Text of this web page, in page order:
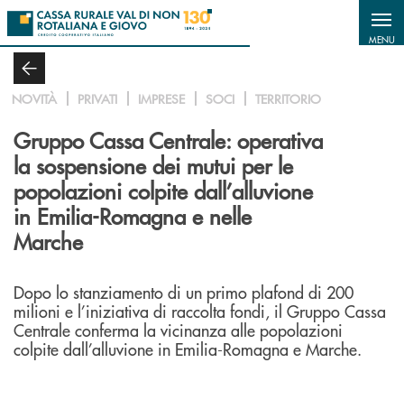
Salta al contenuto principale
MENU
NOVITÀ PRIVATI IMPRESE SOCI TERRITORIO
Gruppo Cassa Centrale: operativa
la sospensione dei mutui per le
popolazioni colpite dall’alluvione
in Emilia-Romagna e nelle
Marche
Dopo lo stanziamento di un primo plafond di 200
milioni e l’iniziativa di raccolta fondi, il Gruppo Cassa
Centrale conferma la vicinanza alle popolazioni
colpite dall’alluvione in Emilia-Romagna e Marche.